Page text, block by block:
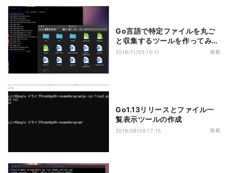
Go言語で特定ファイルを丸ご
と収集するツールを作ってみよ
う
2019/11/05 10:11 連載
Go1.13リリースとファイル一
覧表示ツールの作成
2019/09/09 17:15 連載